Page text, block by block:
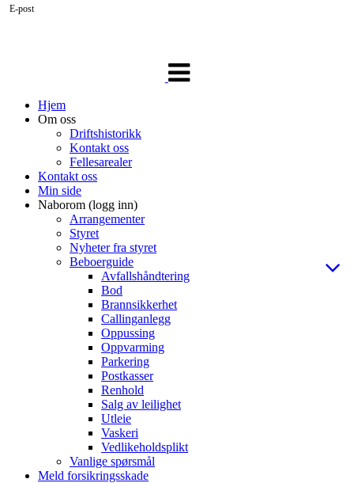
navigasjon
Hjem
Om oss
Driftshistorikk
Kontakt oss
Fellesarealer
Kontakt oss
Min side
Naborom (logg inn)
Arrangementer
Styret
Nyheter fra styret
Beboerguide
Avfallshåndtering
Bod
Brannsikkerhet
Callinganlegg
Oppussing
Oppvarming
Parkering
Postkasser
Renhold
Salg av leilighet
Utleie
Vaskeri
Vedlikeholdsplikt
Vanlige spørsmål
Meld forsikringsskade
E-post